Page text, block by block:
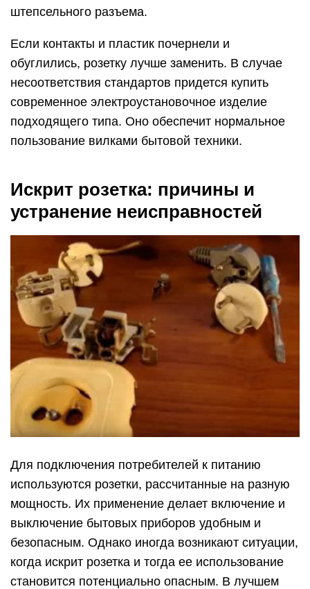
штепсельного разъема.
Если контакты и пластик почернели и
обуглились, розетку лучше заменить. В случае
несоответствия стандартов придется купить
современное электроустановочное изделие
подходящего типа. Оно обеспечит нормальное
пользование вилками бытовой техники.
Искрит розетка: причины и
устранение неисправностей
Для подключения потребителей к питанию
используются розетки, рассчитанные на разную
мощность. Их применение делает включение и
выключение бытовых приборов удобным и
безопасным. Однако иногда возникают ситуации,
когда искрит розетка и тогда ее использование
становится потенциально опасным. В лучшем